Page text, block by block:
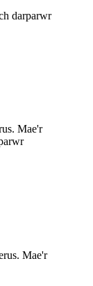
darparwr
Mae'r
Mae'r